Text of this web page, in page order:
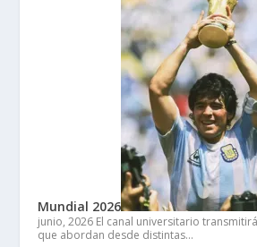
Mundial 2026
junio, 2026 El canal universitario
que abordan desde distintas…